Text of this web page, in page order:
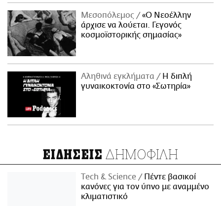
Μεσοπόλεμος
«Ο Νεοέλλην
άρχισε να λούεται. Γεγονός
κοσμοϊστορικής σημασίας»
Αληθινά εγκλήματα
Η διπλή
γυναικοκτονία στο «Σωτηρία»
ΕΙΔΗΣΕΙΣ ΔΗΜΟΦΙΛΗ
Τech & Science
Πέντε βασικοί
κανόνες για τον ύπνο με αναμμένο
κλιματιστικό